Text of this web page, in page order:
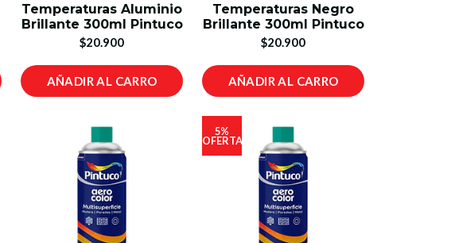
Temperaturas Aluminio
Brillante 300ml Pintuco
$20.900
AÑADIR AL CARRO
Temperaturas Negro
Brillante 300ml Pintuco
$20.900
AÑADIR AL CARRO
5%
OFERTA